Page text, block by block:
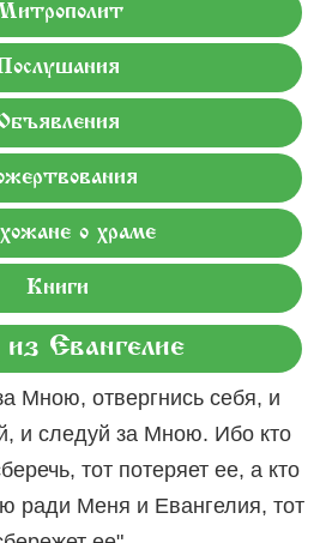
о храме
Книги
Евангелие
Мною, отвергнись себя, и
и следуй за Мною. Ибо кто
тот потеряет ее, а кто
ради Меня и Евангелия, тот